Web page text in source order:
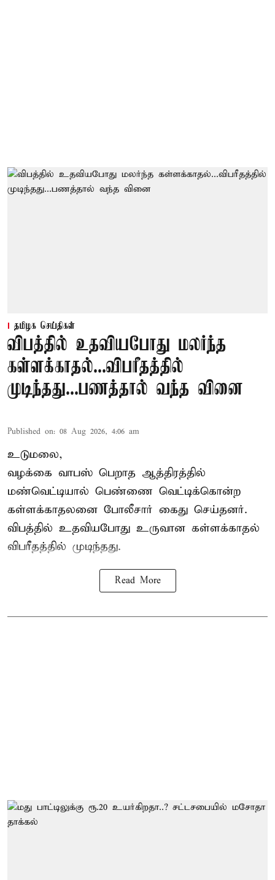
தமிழக செய்திகள்
விபத்தில் உதவியபோது மலர்ந்த
கள்ளக்காதல்...விபரீதத்தில்
முடிந்தது...பணத்தால் வந்த வினை
Published on: 08 Aug 2026, 4:06 am
உடுமலை,
வழக்கை வாபஸ் பெறாத ஆத்திரத்தில்
மண்வெட்டியால் பெண்ணை வெட்டிக்கொன்ற
கள்ளக்காதலனை போலீசார் கைது செய்தனர்.
விபத்தில் உதவியபோது உருவான கள்ளக்காதல்
விபரீதத்தில் முடிந்தது.
Read More